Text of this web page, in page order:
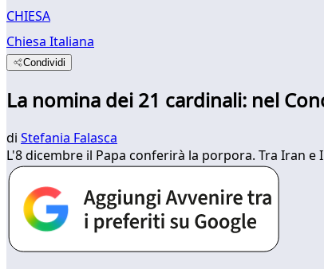
CHIESA
Chiesa Italiana
Condividi
La nomina dei 21 cardinali: nel
di Stefania Falasca
L'8 dicembre il Papa conferirà la porpora. Tra Iran e